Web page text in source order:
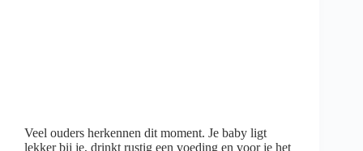
Veel ouders herkennen dit moment. Je baby ligt
lekker bij je, drinkt rustig een voeding en voor je het